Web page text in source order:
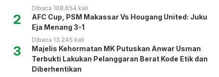
Dibaca 108.654 kali
2
AFC Cup, PSM Makassar Vs Hougang United: Juku
Eja Menang 3-1
Dibaca 13.245 kali
3
Majelis Kehormatan MK Putuskan Anwar Usman
Terbukti Lakukan Pelanggaran Berat Kode Etik dan
Diberhentikan